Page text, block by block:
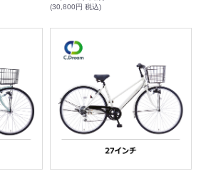
(30,800円 税込)